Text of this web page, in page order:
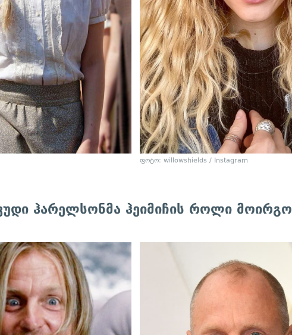
ფოტო: willowshields / Instagram
ჰარელსონმა ჰეიმიჩის როლი მოირგო